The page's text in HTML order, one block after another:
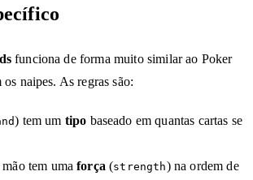
funciona de forma muito similar ao Poker
naipes. As regras são:
) tem um tipo baseado em quantas cartas se
mão tem umaforça (strength) na ordem de